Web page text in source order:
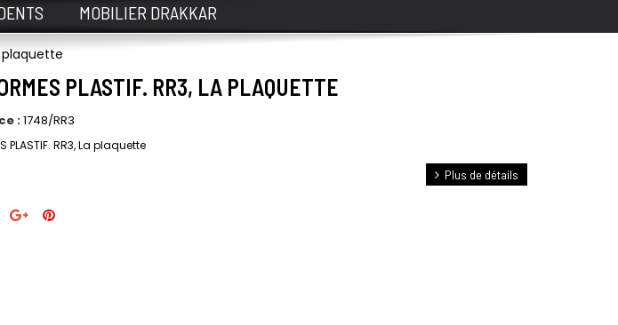
MOBILIER DRAKKAR
plaquette
PLASTIF. RR3, LA PLAQUETTE
:1748/RR3
PLASTIF. RR3, La plaquette
Plus de détails